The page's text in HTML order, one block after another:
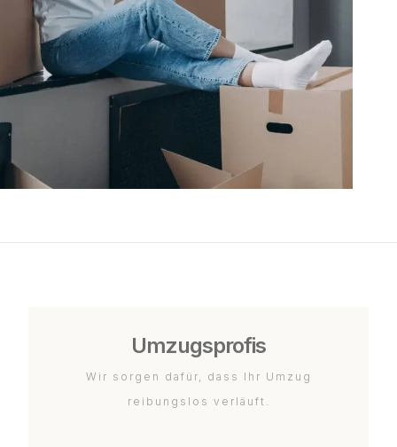
Umzugsprofis
Wir sorgen dafür, dass Ihr Umzug
reibungslos verläuft.